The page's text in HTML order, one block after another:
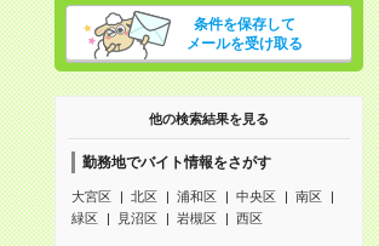
条件を保存して
メールを受け取る
他の検索結果を見る
勤務地でバイト情報をさがす
大宮区 北区 浦和区 中央区
南区
緑区
見沼区 岩槻区 西区